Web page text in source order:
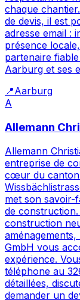
chaque
de devis, il est
adresse email :
présence
partenaire
Aarburg et ses
📍Aarburg
A
Allemann
Allemann
entreprise de
cœur du canton
met son savoir-
de
construction
GmbH vous
expérience.
téléphone au
détaillées,
demander un